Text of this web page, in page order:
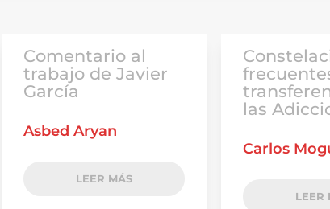
Comentario al
trabajo de Javier
García
Asbed Aryan
LEER MÁS
las
Carlos
LEER